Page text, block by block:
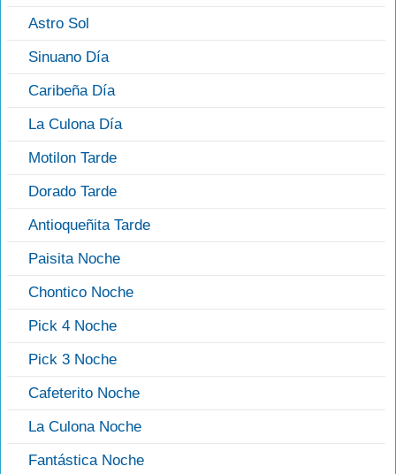
Astro Sol
Sinuano Día
Caribeña Día
La Culona Día
Motilon Tarde
Dorado Tarde
Antioqueñita Tarde
Paisita Noche
Chontico Noche
Pick 4 Noche
Pick 3 Noche
Cafeterito Noche
La Culona Noche
Fantástica Noche